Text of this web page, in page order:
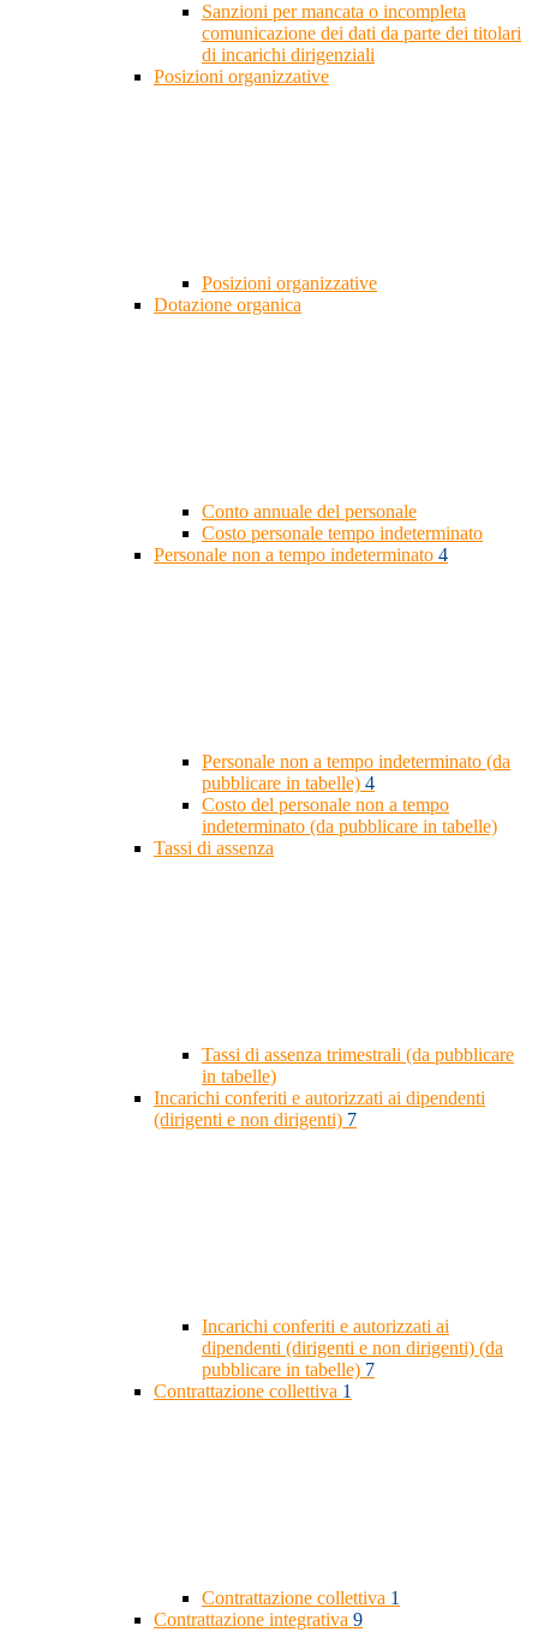
Sanzioni per mancata o incompleta
comunicazione dei dati da parte dei titolari
di incarichi dirigenziali
Posizioni organizzative
Posizioni organizzative
Dotazione organica
Conto annuale del personale
Costo personale tempo indeterminato
Personale non a tempo indeterminato 4
Personale non a tempo indeterminato (da
pubblicare in tabelle) 4
Costo del personale non a tempo
indeterminato (da pubblicare in tabelle)
Tassi di assenza
Tassi di assenza trimestrali (da pubblicare
in tabelle)
Incarichi conferiti e autorizzati ai dipendenti
(dirigenti e non dirigenti) 7
Incarichi conferiti e autorizzati ai
dipendenti (dirigenti e non dirigenti) (da
pubblicare in tabelle) 7
Contrattazione collettiva 1
Contrattazione collettiva 1
Contrattazione integrativa 9